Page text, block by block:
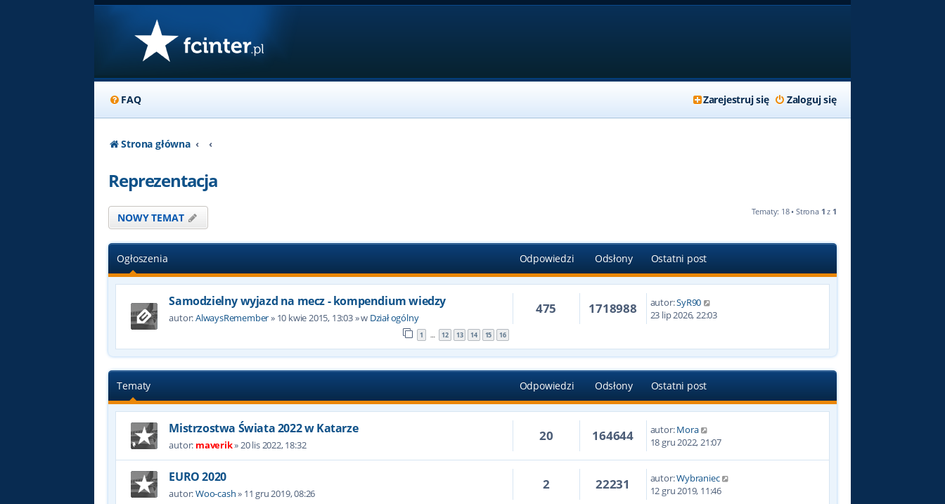
FAQ Zaloguj się
Zarejestruj się
Strona główna
Reprezentacja
NOWY TEMAT Tematy: 18 • Strona 1 z 1
Ogłoszenia Odpowiedzi Odsłony Ostatni post
Samodzielny wyjazd na mecz - kompendium wiedzy
autor:AlwaysRemember» 10 kwie 2015, 13:03» w Dział ogólny
1 … 12 13 14 15 16
475 1718988 autor:SyR90
23 lip 2026, 22:03
Tematy Odpowiedzi Odsłony Ostatni post
Mistrzostwa Świata 2022 w Katarze
autor: maverik»20 lis 2022, 18:32
20 164644 autor:Mora
18 gru 2022, 21:07
EURO 2020
autor:Woo-cash» 11 gru 2019, 08:26
2 22231 autor:Wybraniec
12 gru 2019, 11:46